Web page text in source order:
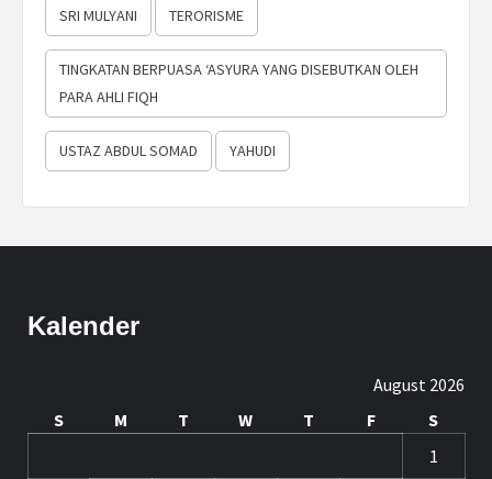
SRI MULYANI TERORISME
TINGKATAN BERPUASA ‘ASYURA YANG DISEBUTKAN OLEH
PARA AHLI FIQH
USTAZ ABDUL SOMAD YAHUDI
Kalender
August 2026
S
M T W T F
S
1